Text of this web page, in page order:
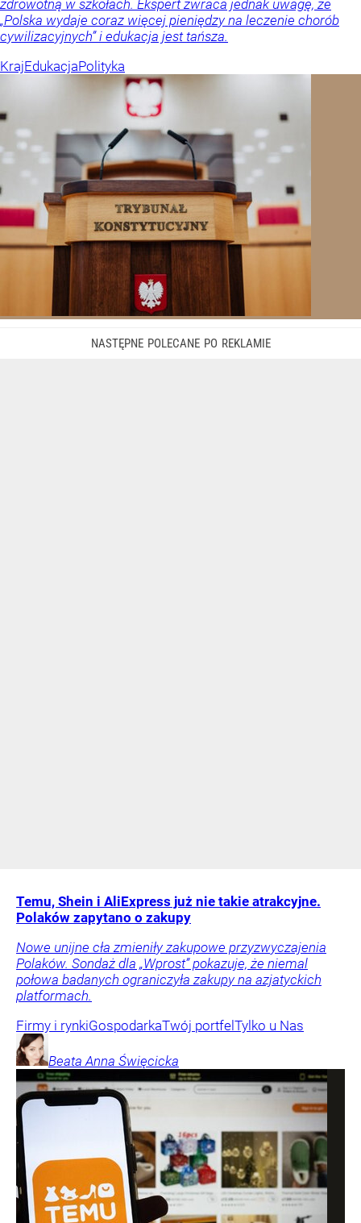
zdrowotną w szkołach. Ekspert zwraca jednak uwagę, że
„Polska wydaje coraz więcej pieniędzy na leczenie chorób
cywilizacyjnych” i edukacja jest tańsza.
KrajEdukacjaPolityka
Temu, Shein i AliExpress już nie takie atrakcyjne.
Polaków zapytano o zakupy
Nowe unijne cła zmieniły zakupowe przyzwyczajenia
Polaków. Sondaż dla „Wprost” pokazuje, że niemal
połowa badanych ograniczyła zakupy na azjatyckich
platformach.
Firmy i rynkiGospodarkaTwój portfel Tylko u Nas
Beata Anna Święcicka